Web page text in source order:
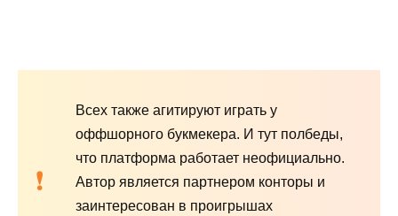
Всех также агитируют играть у
оффшорного букмекера. И тут полбеды,
что платформа работает неофициально.
Автор является партнером конторы и
заинтересован в проигрышах